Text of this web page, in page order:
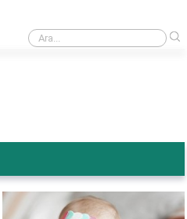
Ameliyattan sonra karın şişmesi normal mi?